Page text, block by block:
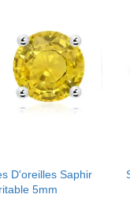
D'oreilles Saphir
5mm